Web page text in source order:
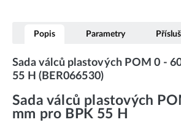
Popis Parametry
Sada válců plastových POM 0 -
55 H (BER066530)
Sada válců plastových
mm pro BPK 55 H